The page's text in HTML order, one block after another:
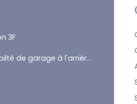
3F
Possibilté de garage à l'arrière avec la remise présente